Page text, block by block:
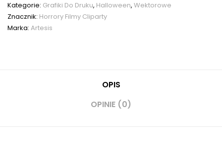
Kategorie: Grafiki Do Druku, Halloween, Wektorowe
Znacznik: Horrory Filmy Cliparty
Marka: Artesis
OPIS
OPINIE (0)